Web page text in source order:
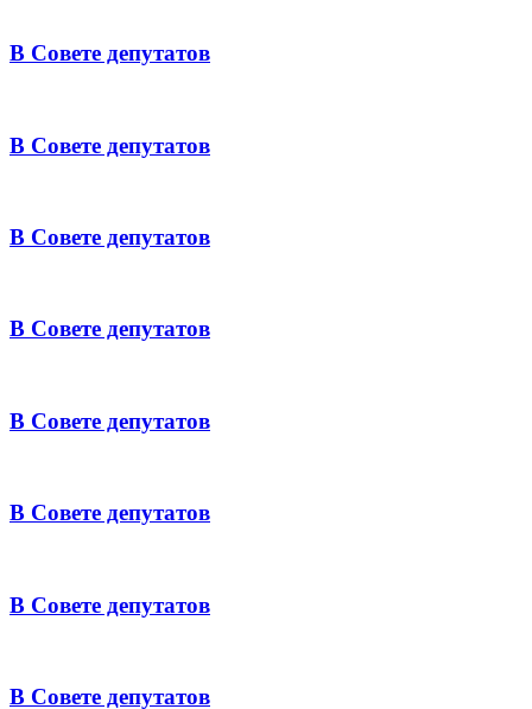
В Совете депутатов
В Совете депутатов
В Совете депутатов
В Совете депутатов
В Совете депутатов
В Совете депутатов
В Совете депутатов
В Совете депутатов